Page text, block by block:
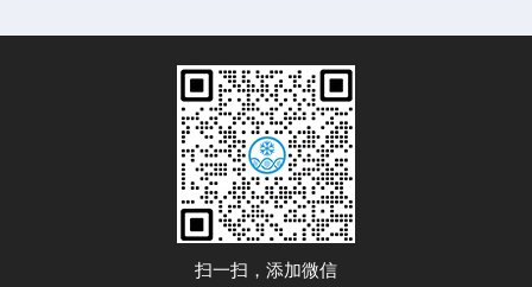
扫一扫，添加微信